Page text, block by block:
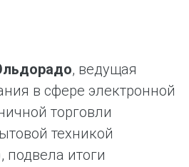
, ведущая
в сфере электронной
торговли
техникой
итоги